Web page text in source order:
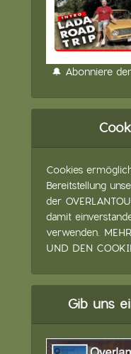
🔔 Abonniere
Cookies
Bereitstellung
der
damit
verwenden.
UND DEN
Gib uns